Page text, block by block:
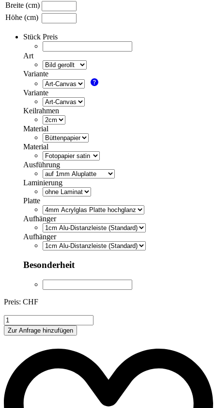
Breite (cm)
Höhe (cm)
Stück Preis
Art
Variante
Variante
Keilrahmen
Material
Material
Ausführung
Laminierung
Platte
Aufhänger
Aufhänger
Besonderheit
Preis: CHF
RO005
Menge
Zur Anfrage hinzufügen